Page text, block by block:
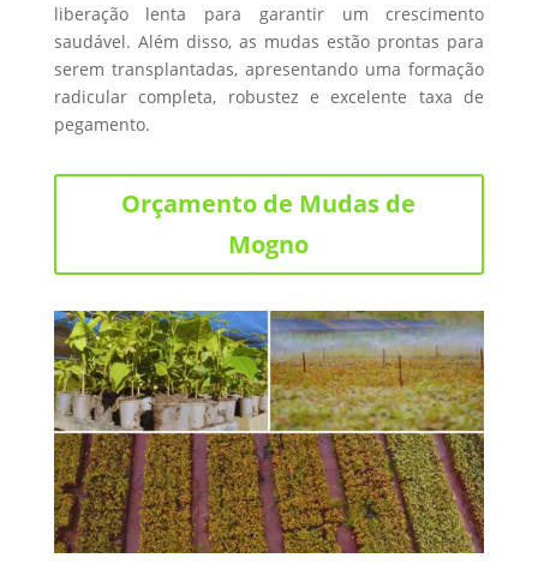
liberação lenta para garantir um crescimento
saudável. Além disso, as mudas estão prontas para
serem transplantadas, apresentando uma formação
radicular completa, robustez e excelente taxa de
pegamento.
Orçamento de Mudas de
Mogno